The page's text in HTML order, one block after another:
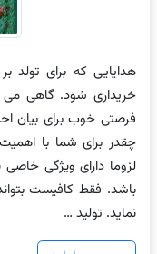
هدایایی که برای تولد
خریداری شود. گاهی می
فرصتی خوب برای بیان
چقدر برای شما با
لزوما دارای ویژگی
باشد. فقط کافیست
نماید. تولید …